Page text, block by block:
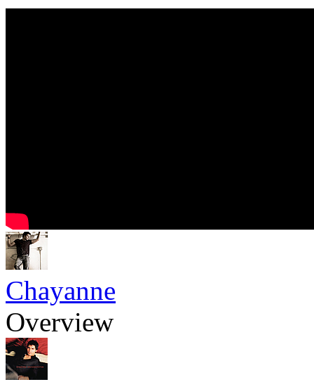
Chayanne
Overview